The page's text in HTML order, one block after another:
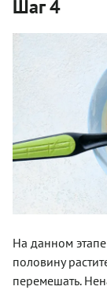
Шаг 4
На данном
половину
перемешать.